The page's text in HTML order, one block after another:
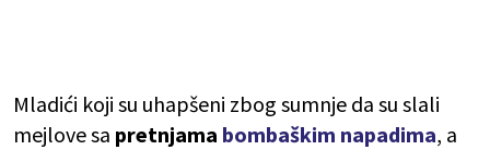
Mladići koji su uhapšeni zbog sumnje da su slali
mejlove sa pretnjama bombaškim napadima, a